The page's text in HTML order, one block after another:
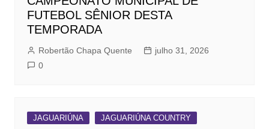
FUTEBOL SÊNIOR DESTA
TEMPORADA
Robertão Chapa Quente
julho 31, 2026
0
JAGUARIÚNA JAGUARIÚNA COUNTRY